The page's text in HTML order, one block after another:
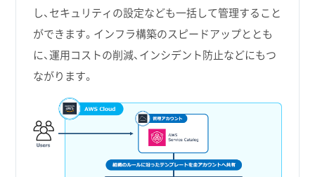
し、セキュリティの設定なども一括して管理すること
ができます。インフラ構築のスピードアップととも
に、運用コストの削減、インシデント防止などにもつ
ながります。